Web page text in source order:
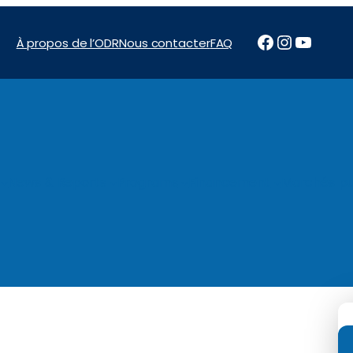
À propos de l’ODRNous contacterFAQ Facebook